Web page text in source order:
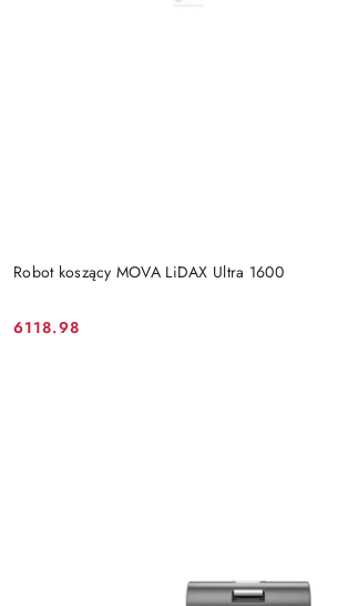
Robot koszący MOVA LiDAX Ultra 1600
Cena:
6118.98